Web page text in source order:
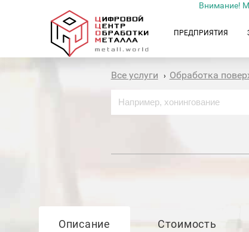
Внимание!
ПРЕДПРИЯТИЯ
Все услуги › Обработка
Описание Стоимость